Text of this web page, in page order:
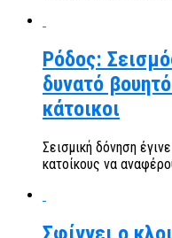
Ρόδος:
δυνατό
κάτοικοι
Σεισμική δόνηση
κατοίκους να